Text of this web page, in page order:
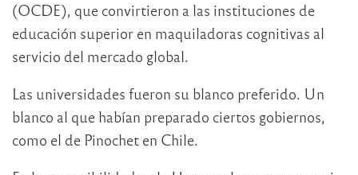
(OCDE), que convirtieron a las instituciones de
educación superior en maquiladoras cognitivas al
servicio del mercado global.
Las universidades fueron su blanco preferido. Un
blanco al que habían preparado ciertos gobiernos,
como el de Pinochet en Chile.